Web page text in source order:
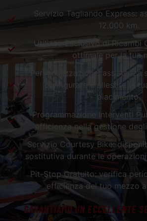
Servizio Tagliando Express:
12.000 km.
Utilizzo Esclusivo di Ricambi
ottimale per la tua
Personalizzazione: assistenza
configurare e allestire la
piacimento.
Programmazione Interventi
efficienza nella gestione
Servizio Courtesy Bike:
sostitutiva durante le
Pit-Stop Gratuito: verifica
efficienza del tuo mezzo
GARANTIAMO UN ECCELLENTE